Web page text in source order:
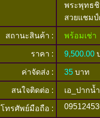
พระพุทธ
สวยแชมป์
สถานะสินค้า : พร้อมเช่า
ราคา : 9,500.00
ค่าจัดส่ง : 35 บาท
สนใจติดต่อ : เอ_ปากน้ำ
โทรศัพย์มือถือ :